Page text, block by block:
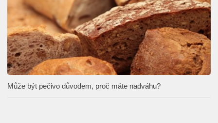
Může být pečivo důvodem, proč máte nadváhu?